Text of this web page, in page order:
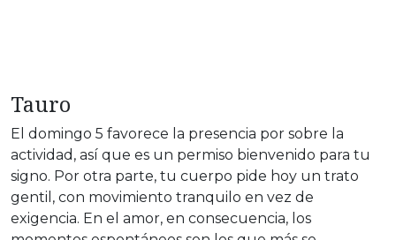
Tauro
El domingo 5 favorece la presencia por sobre la
actividad, así que es un permiso bienvenido para tu
signo. Por otra parte, tu cuerpo pide hoy un trato
gentil, con movimiento tranquilo en vez de
exigencia. En el amor, en consecuencia, los